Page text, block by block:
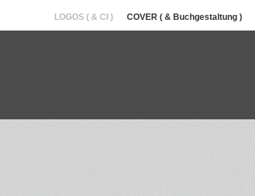
LOGOS ( & CI ) COVER ( & Buchgestaltung )